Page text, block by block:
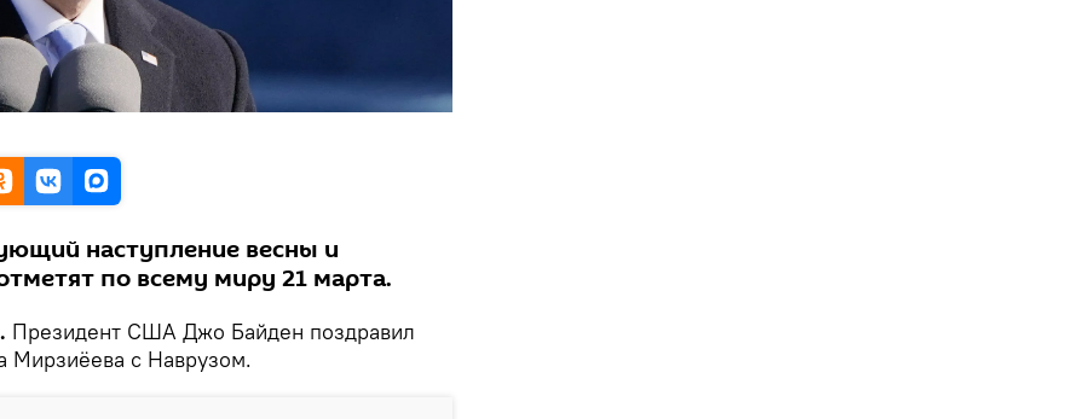
наступление весны и
по всему миру 21 марта.
Президент США Джо Байден поздравил
Мирзиёева с Наврузом.